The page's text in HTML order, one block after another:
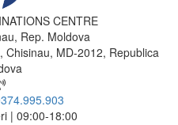
CENTRE
Rep. Moldova
Chisinau, MD-2012, Republica
| 09:00-18:00